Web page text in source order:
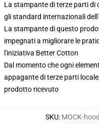
La stampante di terze parti
gli standard internazionali
La stampante di questo
impegnati a migliorare le
l'iniziativa Better Cotton
Dal momento che ogni
appagante di terze parti
prodotto ricevuto
SKU: MOCK-